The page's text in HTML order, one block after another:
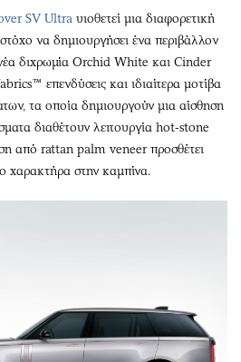
SV Ultra υιοθετεί μια διαφορετική
να δημιουργήσει ένα περιβάλλον
διχρωμία Orchid White και Cinder
επενδύσεις και ιδιαίτερα μοτίβα
τα οποία δημιουργούν μια αίσθηση
διαθέτουν λειτουργία hot-stone
από rattan palm veneer προσθέτει
χαρακτήρα στην καμπίνα.